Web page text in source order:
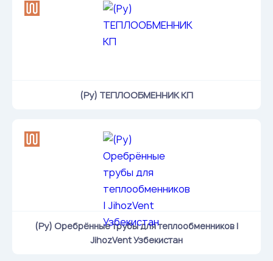
(Ру) ТЕПЛООБМЕННИК КП
(Ру) Оребрённые трубы для теплообменников |
JihozVent Узбекистан